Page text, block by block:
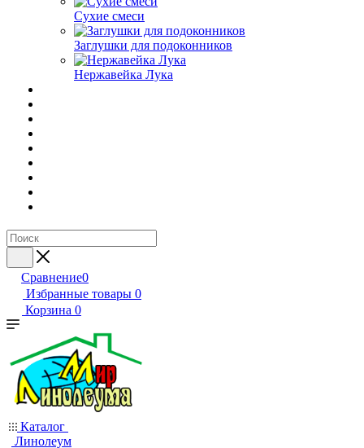
Сухие смеси
Заглушки для подоконников
Нержавейка Лука
Сравнение0
Избранные товары 0
Корзина 0
Каталог
Линолеум